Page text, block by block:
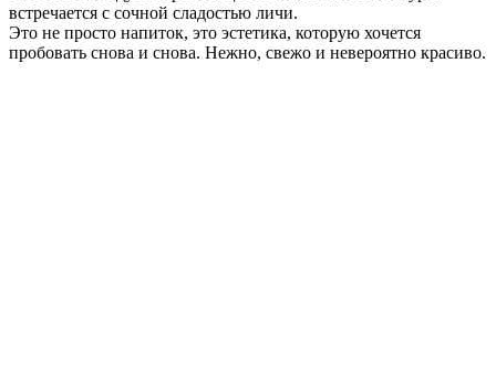
встречается с сочной сладостью личи.
Это не просто напиток, это эстетика, которую хочется
пробовать снова и снова. Нежно, свежо и невероятно красиво.